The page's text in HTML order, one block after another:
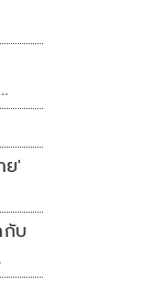
ย'
กับ